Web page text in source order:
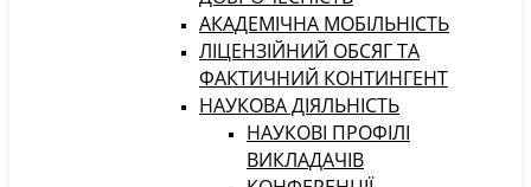
АКАДЕМІЧНА МОБІЛЬНІСТЬ
ЛІЦЕНЗІЙНИЙ ОБСЯГ ТА
ФАКТИЧНИЙ КОНТИНГЕНТ
НАУКОВА ДІЯЛЬНІСТЬ
НАУКОВІ ПРОФІЛІ
ВИКЛАДАЧІВ